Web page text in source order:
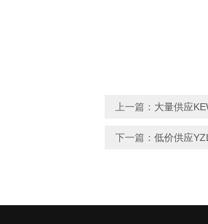
上一篇： 大量供应
下一篇： 低价供应